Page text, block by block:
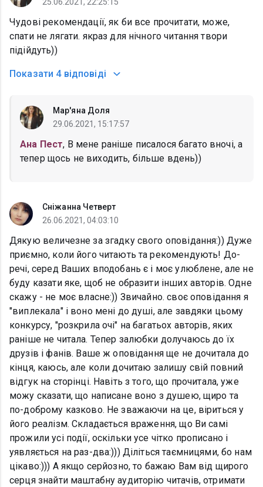
Чудові рекомендації, як би все прочитати, може,
спати не лягати. якраз для нічного читання твори
підійдуть))
Показати 4 відповіді
Мар'яна Доля
29.06.2021, 15:17:57
Ана Пест, В мене раніше писалося багато вночі, а
тепер щось не виходить, більше вдень))
Сніжанна Четверт
26.06.2021, 04:03:10
Дякую величезне за згадку свого оповідання:)) Дуже
приємно, коли його читають та рекомендують! До-
речі, серед Ваших вподобань є і моє улюблене, але не
буду казати яке, щоб не образити інших авторів. Одне
скажу - не моє власне:)) Звичайно. своє оповідання я
"виплекала" і воно мені до душі, але завдяки цьому
конкурсу, "розкрила очі" на багатьох авторів, яких
раніше не читала. Тепер залюбки долучаюсь до їх
друзів і фанів. Ваше ж оповідання ще не дочитала до
кінця, каюсь, але коли дочитаю залишу свій повний
відгук на сторінці. Навіть з того, що прочитала, уже
можу сказати, що написане воно з душею, щиро та
по-доброму казково. Не зважаючи на це, віриться у
його реалізм. Складається враження, що Ви самі
прожили усі події, оскільки усе чітко прописано і
уявляється на раз-два:))) Діліться таємницями, бо нам
цікаво:))) А якщо серйозно, то бажаю Вам від щирого
серця знайти маштабну аудиторію читачів, отримати